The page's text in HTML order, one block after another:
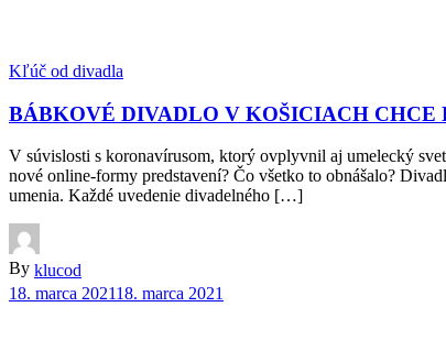
Kľúč od divadla
BÁBKOVÉ DIVADLO V KOŠICIACH
V súvislosti s koronavírusom, ktorý ovplyvnil aj umelecký
nové online-formy predstavení? Čo všetko to obnášalo?
umenia. Každé uvedenie divadelného […]
By klucod
18. marca 202118. marca 2021